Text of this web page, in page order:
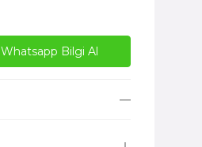
Whatsapp Bilgi Al